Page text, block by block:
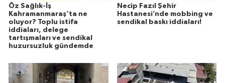
Öz Sağlık-İş
Kahramanmaraş’ta ne
oluyor? Toplu istifa
iddiaları, delege
tartışmaları ve sendikal
huzursuzluk gündemde
Necip Fazıl Şehir
Hastanesi’nde mobbing ve
sendikal baskı iddiaları!